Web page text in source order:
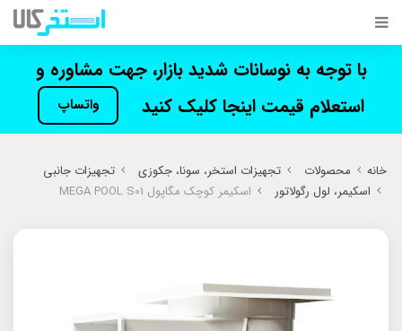
با توجه به نوسانات شدید بازار، جهت مشاوره و
استعلام قیمت اینجا کلیک کنید
واتساپ
خانه محصولات تجهیزات استخر، سونا، جکوزی
تجهیزات جانبی
اسکیمر، لول رگولاتور
اسکیمر کوچک مگاپول MEGA POOL S01